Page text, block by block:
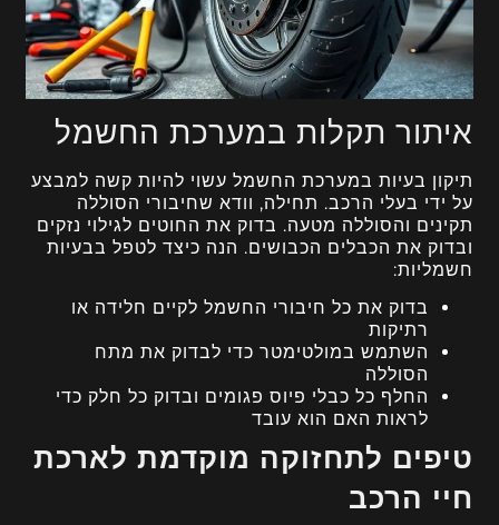
איתור תקלות במערכת החשמל
תיקון בעיות במערכת החשמל עשוי להיות קשה למבצע
על ידי בעלי הרכב. תחילה, וודא שחיבורי הסוללה
תקינים והסוללה מטעה. בדוק את החוטים לגילוי נזקים
ובדוק את הכבלים הכבושים. הנה כיצד לטפל בבעיות
חשמליות:
בדוק את כל חיבורי החשמל לקיים חלידה או
רתיקות
השתמש במולטימטר כדי לבדוק את מתח
הסוללה
החלף כל כבלי פיוס פגומים ובדוק כל חלק כדי
לראות האם הוא עובד
טיפים לתחזוקה מוקדמת לארכת
חיי הרכב